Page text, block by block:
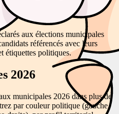
aux élections municipales
référencés avec leurs
étiquettes politiques.
2026
municipales 2026 dans plus de
par couleur politique (gauche,